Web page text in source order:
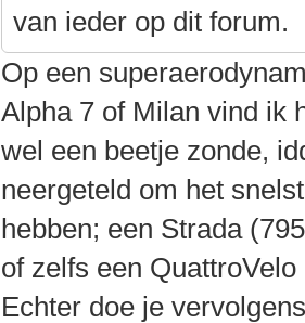
van ieder op dit forum.
Op een
Alpha 7 of Milan vind ik
wel een beetje zonde,
neergeteld om het
hebben; een Strada
of zelfs een
Echter doe je